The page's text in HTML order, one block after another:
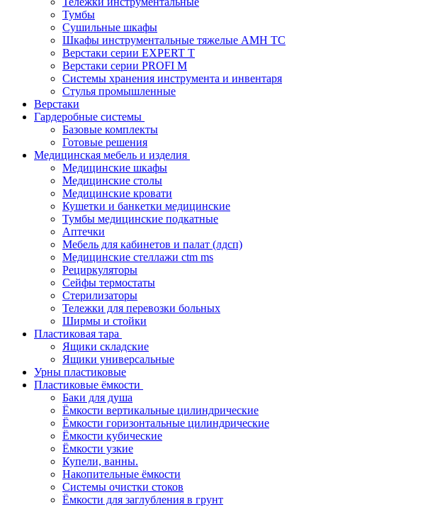
Тумбы
Cушильные шкафы
Шкафы инструментальные тяжелые AMH TC
Верстаки серии EXPERT T
Верстаки серии PROFI M
Системы хранения инструмента и инвентаря
Стулья промышленные
Верстаки
Гардеробные системы
Базовые комплекты
Готовые решения
Медицинская мебель и изделия
Медицинские шкафы
Медицинские столы
Медицинские кровати
Кушетки и банкетки медицинские
Тумбы медицинские подкатные
Аптечки
Мебель для кабинетов и палат (лдсп)
Медицинские стеллажи ctm ms
Рециркуляторы
Сейфы термостаты
Стерилизаторы
Тележки для перевозки больных
Ширмы и стойки
Пластиковая тара
Ящики складские
Ящики универсальные
Урны пластиковые
Пластиковые ёмкости
Баки для душа
Ёмкости вертикальные цилиндрические
Ёмкости горизонтальные цилиндрические
Ёмкости кубические
Ёмкости узкие
Купели, ванны.
Накопительные ёмкости
Системы очистки стоков
Ёмкости для заглубления в грунт